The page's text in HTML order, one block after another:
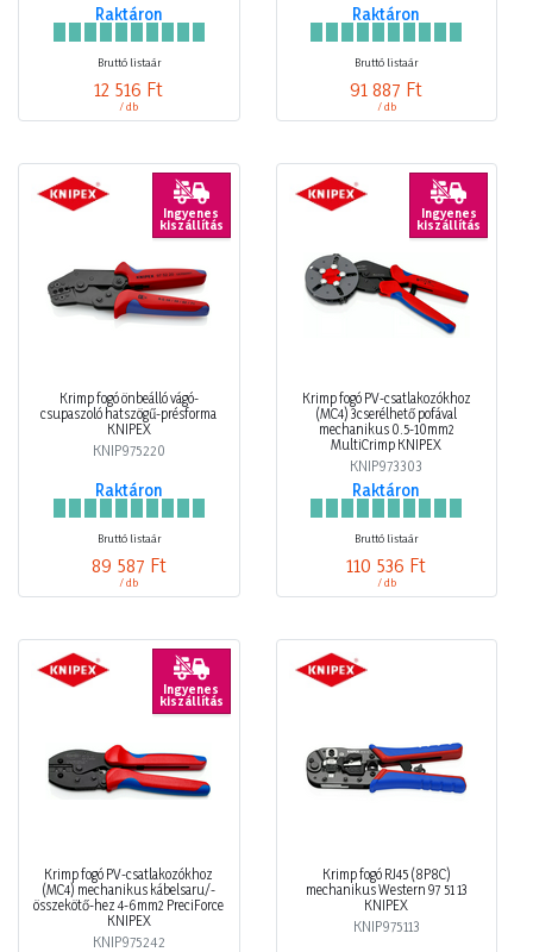
Raktáron
Bruttó listaár
12 516 Ft
/ db
Raktáron
Bruttó listaár
91 887 Ft
/ db
Ingyenes
kiszállítás
Krimp fogó önbeálló vágó-
csupaszoló hatszögű-présforma
KNIPEX
KNIP975220
Raktáron
Bruttó listaár
89 587 Ft
/ db
Ingyenes
kiszállítás
Krimp fogó PV-csatlakozókhoz
(MC4) 3cserélhető pofával
mechanikus 0.5-10mm2
MultiCrimp KNIPEX
KNIP973303
Raktáron
Bruttó listaár
110 536 Ft
/ db
Ingyenes
kiszállítás
Krimp fogó PV-csatlakozókhoz
(MC4) mechanikus kábelsaru/-
összekötő-hez 4-6mm2 PreciForce
KNIPEX
KNIP975242
Krimp fogó RJ45 (8P8C)
mechanikus Western 97 51 13
KNIPEX
KNIP975113